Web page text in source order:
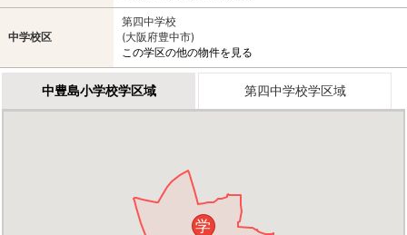
中学校区
第四中学校
(大阪府豊中市)
この学区の他の物件を見る
中豊島小学校学区域 第四中学校学区域
学